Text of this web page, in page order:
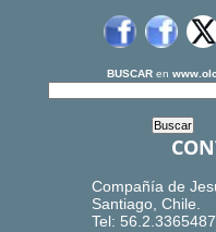
BUSCAR en
Compañía de
Santiago, Chile.
Tel: